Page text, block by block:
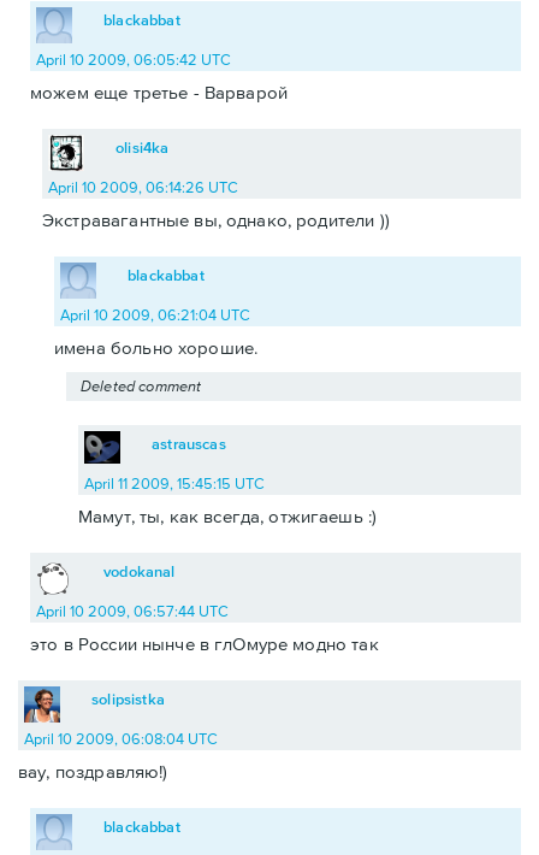
blackabbat
April 10 2009, 06:05:42 UTC
можем еще третье - Варварой
olisi4ka
April 10 2009, 06:14:26 UTC
Экстравагантные вы, однако, родители ))
blackabbat
April 10 2009, 06:21:04 UTC
имена больно хорошие.
Deleted comment
astrauscas
April 11 2009, 15:45:15 UTC
Мамут, ты, как всегда, отжигаешь :)
vodokanal
April 10 2009, 06:57:44 UTC
это в России нынче в глОмуре модно так
solipsistka
April 10 2009, 06:08:04 UTC
вау, поздравляю!)
blackabbat